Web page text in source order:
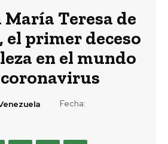
María Teresa de
el primer deceso
en el mundo
Fecha: